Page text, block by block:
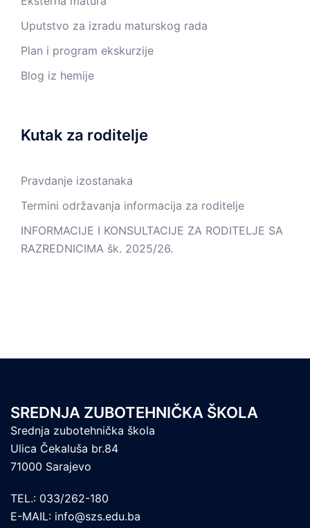
Uputstvo za izradu maturskog rada
Plan i program ekskurzije
Blog iz hemije
Kutak za roditelje
Pravdanje izostanaka
Termini održavanja informacija za roditelje
INFORMACIJE I KONSULTACIJE ZA RODITELJE SA
RAZREDNICIMA šk. 2025/26.
SREDNJA ZUBOTEHNIČKA ŠKOLA
Srednja zubotehnička škola
Ulica Čekaluša br.84
71000 Sarajevo
TEL.: 033/262-180
E-MAIL: info@szs.edu.ba